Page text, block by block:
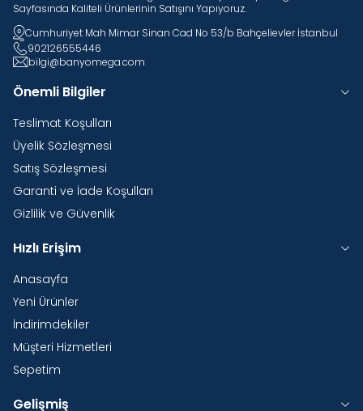
Sayfasında Kaliteli Ürünlerinin Satışını Yapıyoruz.
Cumhuriyet Mah Mimar Sinan Cad No 53/b Bahçelievler İstanbul
902126555446
bilgi@banyomega.com
Önemli Bilgiler
Teslimat Koşulları
Üyelik Sözleşmesi
Satış Sözleşmesi
Garanti ve İade Koşulları
Gizlilik ve Güvenlik
Hızlı Erişim
Anasayfa
Yeni Ürünler
İndirimdekiler
Müşteri Hizmetleri
Sepetim
Gelişmiş